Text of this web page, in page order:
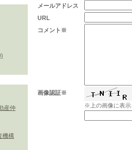
産仲
機構
メールアドレス
URL
コメント※
画像認証※
※上の画像に表示